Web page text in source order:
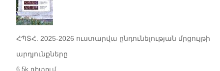
ՀՊՏՀ. 2025-2026 ուստարվա ընդունելության մրցույթի
արդյունքները
6.5k դիտում